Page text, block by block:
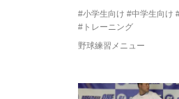
#小学生向け #中学生向け
#トレーニング
野球練習メニュー